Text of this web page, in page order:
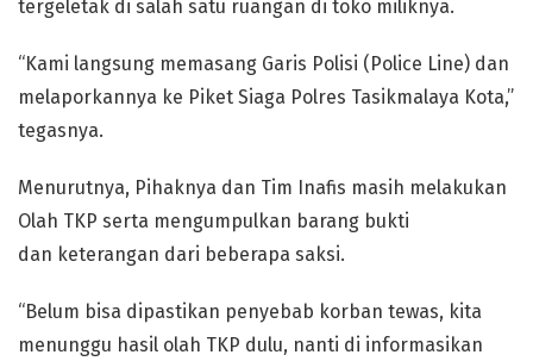
tergeletak di salah satu ruangan di toko miliknya.
“Kami langsung memasang Garis Polisi (Police Line) dan
melaporkannya ke Piket Siaga Polres Tasikmalaya Kota,”
tegasnya.
Menurutnya, Pihaknya dan Tim Inafis masih melakukan
Olah TKP serta mengumpulkan barang bukti
dan keterangan dari beberapa saksi.
“Belum bisa dipastikan penyebab korban tewas, kita
menunggu hasil olah TKP dulu, nanti di informasikan